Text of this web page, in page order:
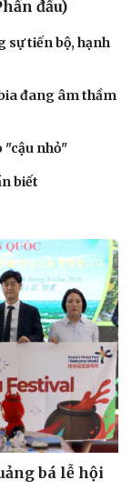
đầu)
sự tiến bộ, hạnh
đang âm thầm
"cậu nhỏ"
biết
bá lễ hội